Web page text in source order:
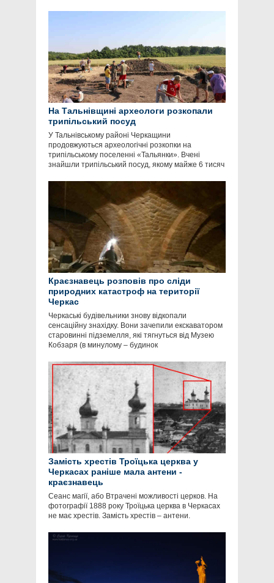
На Тальнівщині археологи розкопали
трипільський посуд
У Тальнівському районі Черкащини
продовжуються археологічні розкопки на
трипільському поселенні «Тальянки». Вчені
знайшли трипільський посуд, якому майже 6 тисяч
Краєзнавець розповів про сліди
природних катастроф на території
Черкас
Черкаські будівельники знову відкопали
сенсаційну знахідку. Вони зачепили екскаватором
старовинні підземелля, які тягнуться від Музею
Кобзаря (в минулому – будинок
Замість хрестів Троїцька церква у
Черкасах раніше мала антени -
краєзнавець
Сеанс магії, або Втрачені можливості церков. На
фотографії 1888 року Троїцька церква в Черкасах
не має хрестів. Замість хрестів – антени.